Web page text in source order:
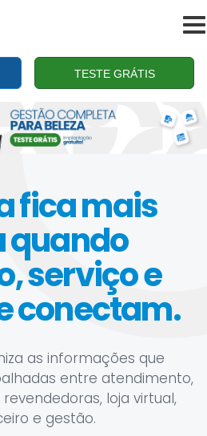
TESTE GRÁTIS
fica mais
quando
serviço e
conectam.
as informações que
entre atendimento,
loja virtual,
e gestão.